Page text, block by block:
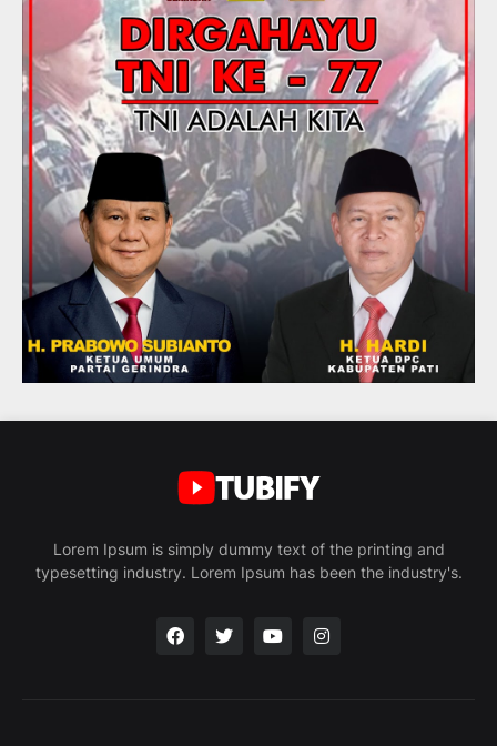
Lorem Ipsum is simply dummy text of the printing and
typesetting industry. Lorem Ipsum has been the industry's.